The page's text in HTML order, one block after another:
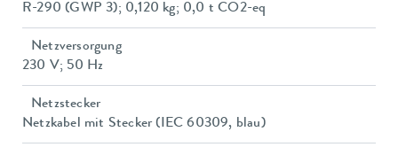
R-290 (GWP 3); 0,120 kg; 0,0 t CO2-eq
Netzversorgung
230 V; 50 Hz
Netzstecker
Netzkabel mit Stecker (IEC 60309, blau)